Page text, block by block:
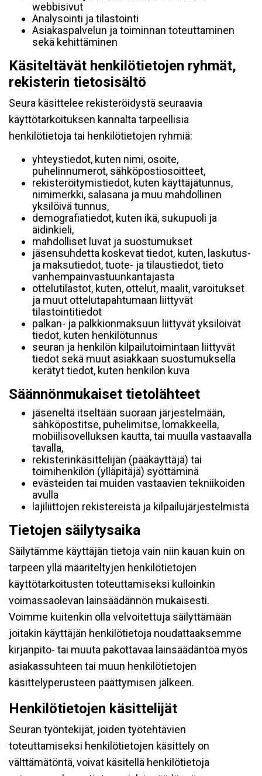
webbisivut
Analysointi ja tilastointi
Asiakaspalvelun ja toiminnan toteuttaminen
sekä kehittäminen
Käsiteltävät henkilötietojen ryhmät,
rekisterin tietosisältö
Seura käsittelee rekisteröidystä seuraavia
käyttötarkoituksen kannalta tarpeellisia
henkilötietoja tai henkilötietojen ryhmiä:
yhteystiedot, kuten nimi, osoite,
puhelinnumerot, sähköpostiosoitteet,
rekisteröitymistiedot, kuten käyttäjätunnus,
nimimerkki, salasana ja muu mahdollinen
yksilöivä tunnus,
demografiatiedot, kuten ikä, sukupuoli ja
äidinkieli,
mahdolliset luvat ja suostumukset
jäsensuhdetta koskevat tiedot, kuten, laskutus-
ja maksutiedot, tuote- ja tilaustiedot, tieto
vanhempainvastuunkantajasta
ottelutilastot, kuten, ottelut, maalit, varoitukset
ja muut ottelutapahtumaan liittyvät
tilastointitiedot
palkan- ja palkkionmaksuun liittyvät yksilöivät
tiedot, kuten henkilötunnus
seuran ja henkilön kilpailutoimintaan liittyvät
tiedot sekä muut asiakkaan suostumuksella
kerätyt tiedot, kuten henkilön kuva
Säännönmukaiset tietolähteet
jäseneltä itseltään suoraan järjestelmään,
sähköpostitse, puhelimitse, lomakkeella,
mobiilisovelluksen kautta, tai muulla vastaavalla
tavalla,
rekisterinkäsittelijän (pääkäyttäjä) tai
toimihenkilön (ylläpitäjä) syöttäminä
evästeiden tai muiden vastaavien tekniikoiden
avulla
lajiliittojen rekistereistä ja kilpailujärjestelmistä
Tietojen säilytysaika
Säilytämme käyttäjän tietoja vain niin kauan kuin on
tarpeen yllä määriteltyjen henkilötietojen
käyttötarkoitusten toteuttamiseksi kulloinkin
voimassaolevan lainsäädännön mukaisesti.
Voimme kuitenkin olla velvoitettuja säilyttämään
joitakin käyttäjän henkilötietoja noudattaaksemme
kirjanpito- tai muuta pakottavaa lainsäädäntöä myös
asiakassuhteen tai muun henkilötietojen
käsittelyperusteen päättymisen jälkeen.
Henkilötietojen käsittelijät
Seuran työntekijät, joiden työtehtävien
toteuttamiseksi henkilötietojen käsittely on
välttämätöntä, voivat käsitellä henkilötietoja